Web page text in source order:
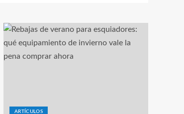
ARTÍCULOS